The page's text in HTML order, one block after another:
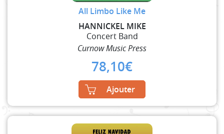
All Limbo Like Me
HANNICKEL MIKE
Concert Band
Curnow Music Press
78,10€
Ajouter